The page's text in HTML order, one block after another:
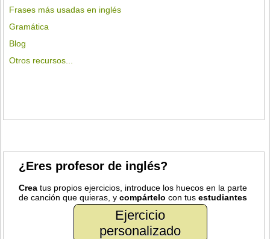
Frases más usadas en inglés
Gramática
Blog
Otros recursos...
¿Eres profesor de inglés?
Crea tus propios ejercicios, introduce los huecos en la parte
de canción que quieras, ycompártelo con tusestudiantes
Ejercicio
personalizado